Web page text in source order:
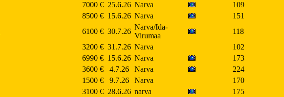
7000 € 25.6.26 Narva
109
8500 € 15.6.26 Narva
151
6100 € 30.7.26
Narva/Ida-
Virumaa
118
3200 € 31.7.26 Narva
102
6990 € 15.6.26 Narva
173
3600 € 4.7.26 Narva
224
1500 € 9.7.26 Narva
170
3100 € 28.6.26 narva
175